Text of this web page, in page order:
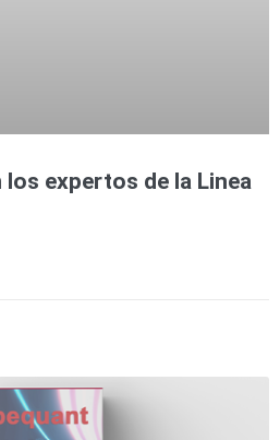
los expertos de la Linea